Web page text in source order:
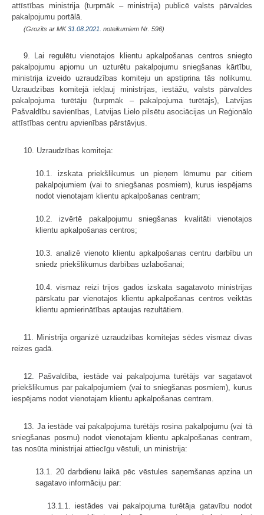
attīstības ministrija (turpmāk – ministrija) publicē valsts pārvaldes
pakalpojumu portālā.
(Grozīts ar MK31.08.2021. noteikumiem Nr. 596)
9. Lai regulētu vienotajos klientu apkalpošanas centros sniegto
pakalpojumu apjomu un uzturētu pakalpojumu sniegšanas kārtību,
ministrija izveido uzraudzības komiteju un apstiprina tās nolikumu.
Uzraudzības komitejā iekļauj ministrijas, iestāžu, valsts pārvaldes
pakalpojuma turētāju (turpmāk – pakalpojuma turētājs), Latvijas
Pašvaldību savienības, Latvijas Lielo pilsētu asociācijas un Reģionālo
attīstības centru apvienības pārstāvjus.
10. Uzraudzības komiteja:
10.1. izskata priekšlikumus un pieņem lēmumu par citiem
pakalpojumiem (vai to sniegšanas posmiem), kurus iespējams
nodot vienotajam klientu apkalpošanas centram;
10.2. izvērtē pakalpojumu sniegšanas kvalitāti vienotajos
klientu apkalpošanas centros;
10.3. analizē vienoto klientu apkalpošanas centru darbību un
sniedz priekšlikumus darbības uzlabošanai;
10.4. vismaz reizi trijos gados izskata sagatavoto ministrijas
pārskatu par vienotajos klientu apkalpošanas centros veiktās
klientu apmierinātības aptaujas rezultātiem.
11. Ministrija organizē uzraudzības komitejas sēdes vismaz divas
reizes gadā.
12. Pašvaldība, iestāde vai pakalpojuma turētājs var sagatavot
priekšlikumus par pakalpojumiem (vai to sniegšanas posmiem), kurus
iespējams nodot vienotajam klientu apkalpošanas centram.
13. Ja iestāde vai pakalpojuma turētājs rosina pakalpojumu (vai tā
sniegšanas posmu) nodot vienotajam klientu apkalpošanas centram,
tas nosūta ministrijai attiecīgu vēstuli, un ministrija:
13.1. 20 darbdienu laikā pēc vēstules saņemšanas apzina un
sagatavo informāciju par:
13.1.1. iestādes vai pakalpojuma turētāja gatavību nodot